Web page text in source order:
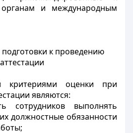
органам и международным
к проведению
аттестации
критериями оценки при
являются:
сотрудников выполнять
должностные обязанности